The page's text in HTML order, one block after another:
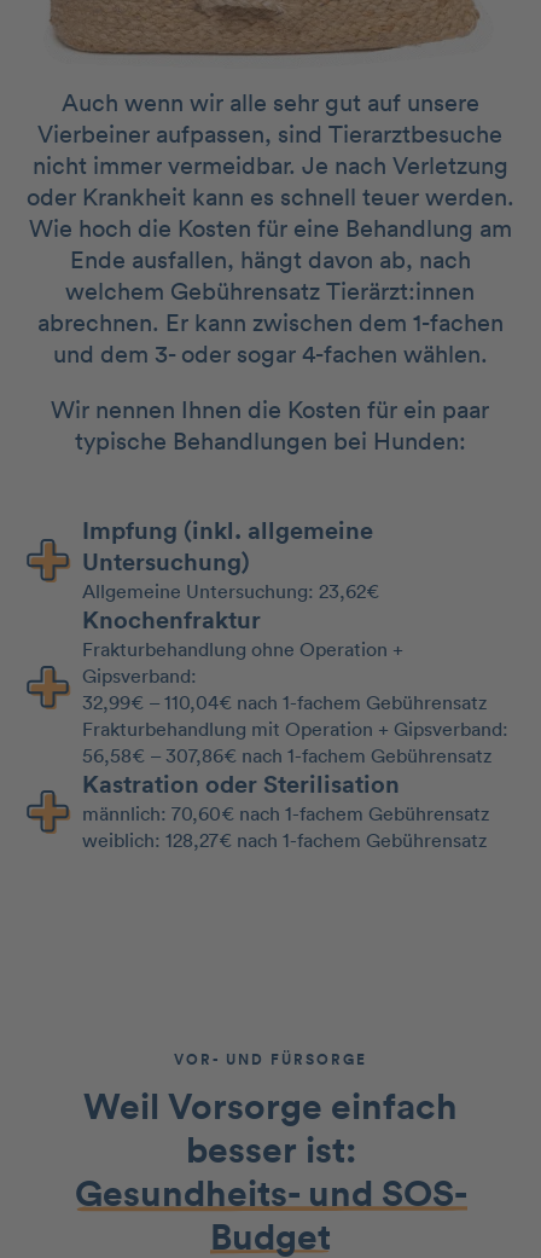
Auch wenn wir alle sehr gut auf unsere
Vierbeiner aufpassen, sind Tierarztbesuche
nicht immer vermeidbar. Je nach Verletzung
oder Krankheit kann es schnell teuer werden.
Wie hoch die Kosten für eine Behandlung am
Ende ausfallen, hängt davon ab, nach
welchem Gebührensatz Tierärzt:innen
abrechnen. Er kann zwischen dem 1-fachen
und dem 3- oder sogar 4-fachen wählen.
Wir nennen Ihnen die Kosten für ein paar
typische Behandlungen bei Hunden:
Impfung (inkl. allgemeine
Untersuchung)
Allgemeine Untersuchung: 23,62€
Knochenfraktur
Frakturbehandlung ohne Operation +
Gipsverband:
32,99€ – 110,04€ nach 1-fachem Gebührensatz
Frakturbehandlung mit Operation + Gipsverband:
56,58€ – 307,86€ nach 1-fachem Gebührensatz
Kastration oder Sterilisation
männlich: 70,60€ nach 1-fachem Gebührensatz
weiblich: 128,27€ nach 1-fachem Gebührensatz
VOR- UND FÜRSORGE
Weil Vorsorge einfach
besser ist:
Gesundheits- und SOS-
Budget